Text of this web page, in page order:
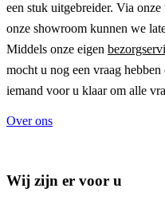
een stuk uitgebreider. Via
onze showroom kunnen we
Middels onze eigen
mocht u nog een vraag
iemand voor u klaar om alle
Over ons
Wij zijn er voor u